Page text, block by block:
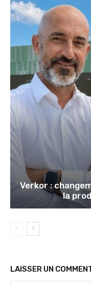
Verkor :
la
LAISSER UN